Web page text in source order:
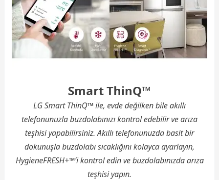
Smart ThinQ™
LG Smart ThinQ™ ile, evde değilken bile akıllı
telefonunuzla buzdolabınızı kontrol edebilir ve arıza
teşhisi yapabilirsiniz. Akıllı telefonunuzda basit bir
dokunuşla buzdolabı sıcaklığını kolayca ayarlayın,
HygieneFRESH+™’i kontrol edin ve buzdolabınızda arıza
teşhisi yapın.